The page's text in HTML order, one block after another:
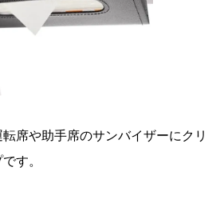
席や助手席のサンバイザーにクリ
す。